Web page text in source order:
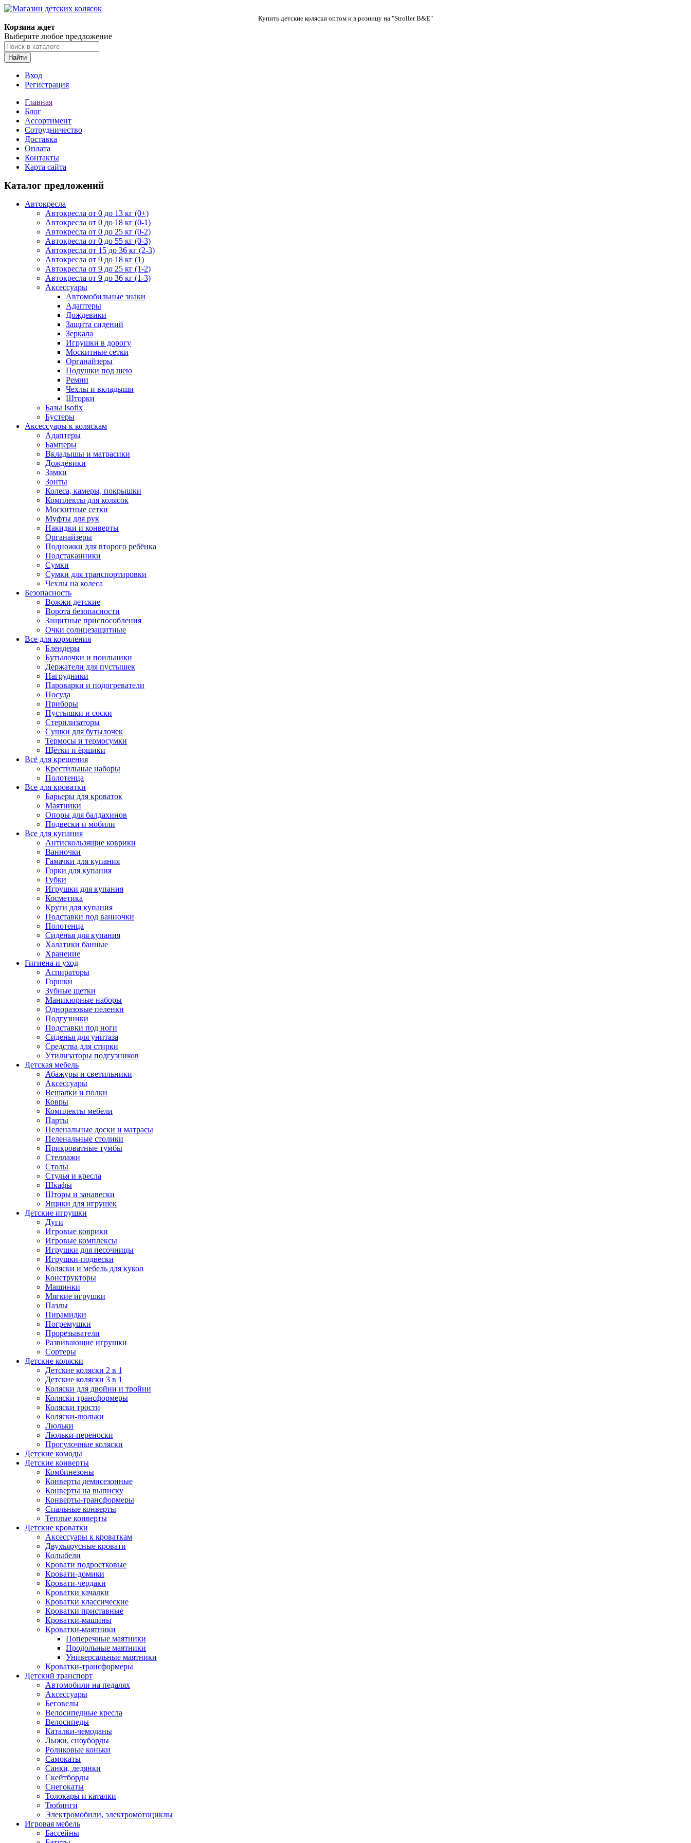
Купить детские коляски оптом и в розницу на "Stroller B&E"
Корзина ждет
Выберите любое предложение
Найти
Вход
Регистрация
Главная
Блог
Ассортимент
Сотрудничество
Доставка
Оплата
Контакты
Карта сайта
Каталог предложений
Автокресла
Автокресла от 0 до 13 кг (0+)
Автокресла от 0 до 18 кг (0-1)
Автокресла от 0 до 25 кг (0-2)
Автокресла от 0 до 55 кг (0-3)
Автокресла от 15 до 36 кг (2-3)
Автокресла от 9 до 18 кг (1)
Автокресла от 9 до 25 кг (1-2)
Автокресла от 9 до 36 кг (1-3)
Аксессуары
Автомобильные знаки
Адаптеры
Дождевики
Защита сидений
Зеркала
Игрушки в дорогу
Москитные сетки
Органайзеры
Подушки под шею
Ремни
Чехлы и вкладыши
Шторки
Базы Isofix
Бустеры
Аксессуары к коляскам
Адаптеры
Бамперы
Вкладышы и матрасики
Дождевики
Замки
Зонты
Колеса, камеры, покрышки
Комплекты для колясок
Москитные сетки
Муфты для рук
Накидки и конверты
Органайзеры
Подножки для второго ребёнка
Подстаканники
Сумки
Сумки для транспортировки
Чехлы на колеса
Безопасность
Вожжи детские
Ворота безопасности
Защитные приспособления
Очки солнцезащитные
Все для кормления
Блендеры
Бутылочки и поильники
Держатели для пустышек
Нагрудники
Пароварки и подогреватели
Посуда
Приборы
Пустышки и соски
Стерилизаторы
Сушки для бутылочек
Термосы и термосумки
Щётки и ёршики
Всё для крещения
Крестильные наборы
Полотенца
Все для кроватки
Барьеры для кроваток
Маятники
Опоры для балдахинов
Подвески и мобили
Все для купания
Антискользящие коврики
Ванночки
Гамачки для купания
Горки для купания
Губки
Игрушки для купания
Косметика
Круги для купания
Подставки под ванночки
Полотенца
Сиденья для купания
Халатики банные
Хранение
Гигиена и уход
Аспираторы
Горшки
Зубные щетки
Маникюрные наборы
Одноразовые пеленки
Подгузники
Подставки под ноги
Сиденья для унитаза
Средства для стирки
Утилизаторы подгузников
Детская мебель
Абажуры и светильники
Аксессуары
Вешалки и полки
Ковры
Комплекты мебели
Парты
Пеленальные доски и матрасы
Пеленальные столики
Прикроватные тумбы
Стеллажи
Столы
Стулья и кресла
Шкафы
Шторы и занавески
Ящики для игрушек
Детские игрушки
Дуги
Игровые коврики
Игровые комплексы
Игрушки для песочницы
Игрушки-подвески
Коляски и мебель для кукол
Конструкторы
Машинки
Мягкие игрушки
Пазлы
Пирамидки
Погремушки
Прорезыватели
Развивающие игрушки
Сортеры
Детские коляски
Детские коляски 2 в 1
Детские коляски 3 в 1
Коляски для двойни и тройни
Коляски трансформеры
Коляски трости
Коляски-люльки
Люльки
Люльки-переноски
Прогулочные коляски
Детские комоды
Детские конверты
Комбинезоны
Конверты демисезонные
Конверты на выписку
Конверты-трансформеры
Спальные конверты
Теплые конверты
Детские кроватки
Аксессуары к кроваткам
Двухъярусные кровати
Колыбели
Кровати подростковые
Кровати-домики
Кровати-чердаки
Кроватки качалки
Кроватки классические
Кроватки приставные
Кроватки-машины
Кроватки-маятники
Поперечные маятники
Продольные маятники
Универсальные маятники
Кроватки-трансформеры
Детский транспорт
Автомобили на педалях
Аксессуары
Беговелы
Велосипедные кресла
Велосипеды
Каталки-чемоданы
Лыжи, сноуборды
Роликовые коньки
Самокаты
Санки, ледянки
Скейтборды
Снегокаты
Толокары и каталки
Тюбинги
Электромобили, электромотоциклы
Игровая мебель
Бассейны